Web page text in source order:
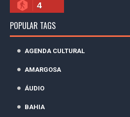
4
POPULAR TAGS
AGENDA CULTURAL
AMARGOSA
ÁUDIO
BAHIA